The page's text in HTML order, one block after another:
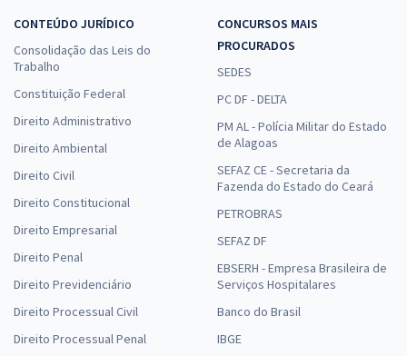
CONTEÚDO JURÍDICO
Consolidação das Leis do
Trabalho
Constituição Federal
Direito Administrativo
Direito Ambiental
Direito Civil
Direito Constitucional
Direito Empresarial
Direito Penal
Direito Previdenciário
Direito Processual Civil
Direito Processual Penal
CONCURSOS MAIS
PROCURADOS
SEDES
PC DF - DELTA
PM AL - Polícia Militar do Estado
de Alagoas
SEFAZ CE - Secretaria da
Fazenda do Estado do Ceará
PETROBRAS
SEFAZ DF
EBSERH - Empresa Brasileira de
Serviços Hospitalares
Banco do Brasil
IBGE